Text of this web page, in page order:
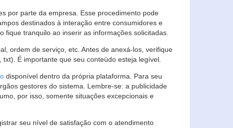
por parte da empresa. Esse procedimento pode
destinados à interação entre consumidores e
tranquilo ao inserir as informações solicitadas.
ordem de serviço, etc. Antes de anexá-los, verifique
É importante que seu conteúdo esteja legível.
disponível dentro da própria plataforma. Para seu
gestores do sistema. Lembre-se: a publicidade
por isso, somente situações excepcionais e
seu nível de satisfação com o atendimento